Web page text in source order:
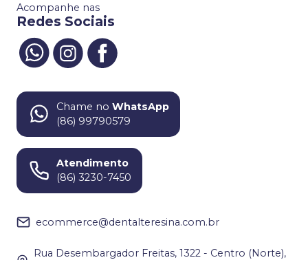
Acompanhe nas
Redes Sociais
Chame no WhatsApp
(86) 99790579
Atendimento
(86) 3230-7450
ecommerce@dentalteresina.com.br
Rua Desembargador Freitas, 1322 - Centro (Norte),